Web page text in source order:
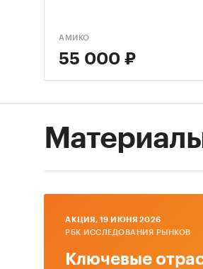
АМИКО
55 000 ₽
AКЦИЯ, 19 ИЮНЯ 2026
РБК ИССЛЕДОВАНИЯ РЫНКОВ
Ключевые